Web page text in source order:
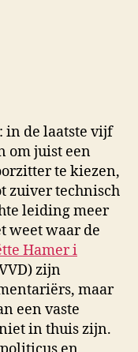
in de laatste vijf
om juist een
te kiezen,
zuiver technisch
leiding meer
weet waar de
Hameri
zijn
maar
een vaste
in thuis zijn.